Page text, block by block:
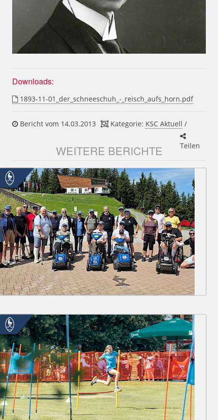
Downloads:
1893-11-01_der_schneeschuh_-_reisch_aufs_horn.pdf
Bericht vom 14.03.2013 Kategorie: KSC Aktuell /
Teilen
WEITERE BERICHTE